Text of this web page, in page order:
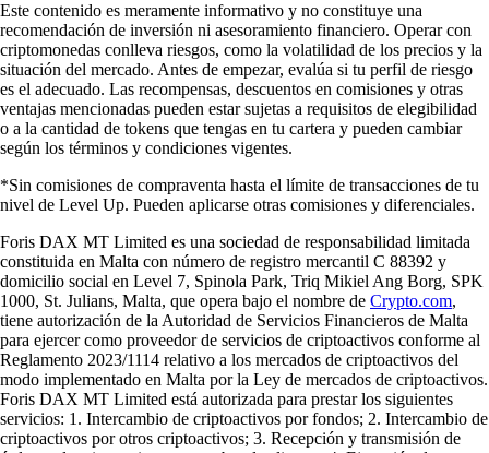
Este contenido es meramente informativo y no constituye una
recomendación de inversión ni asesoramiento financiero. Operar con
criptomonedas conlleva riesgos, como la volatilidad de los precios y la
situación del mercado. Antes de empezar, evalúa si tu perfil de riesgo
es el adecuado. Las recompensas, descuentos en comisiones y otras
ventajas mencionadas pueden estar sujetas a requisitos de elegibilidad
o a la cantidad de tokens que tengas en tu cartera y pueden cambiar
según los términos y condiciones vigentes.
*Sin comisiones de compraventa hasta el límite de transacciones de tu
nivel de Level Up. Pueden aplicarse otras comisiones y diferenciales.
Foris DAX MT Limited es una sociedad de responsabilidad limitada
constituida en Malta con número de registro mercantil C 88392 y
domicilio social en Level 7, Spinola Park, Triq Mikiel Ang Borg, SPK
1000, St. Julians, Malta, que opera bajo el nombre de Crypto.com,
tiene autorización de la Autoridad de Servicios Financieros de Malta
para ejercer como proveedor de servicios de criptoactivos conforme al
Reglamento 2023/1114 relativo a los mercados de criptoactivos del
modo implementado en Malta por la Ley de mercados de criptoactivos.
Foris DAX MT Limited está autorizada para prestar los siguientes
servicios: 1. Intercambio de criptoactivos por fondos; 2. Intercambio de
criptoactivos por otros criptoactivos; 3. Recepción y transmisión de